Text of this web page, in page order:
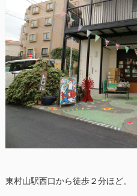
東村山駅西口から徒歩２分ほど。